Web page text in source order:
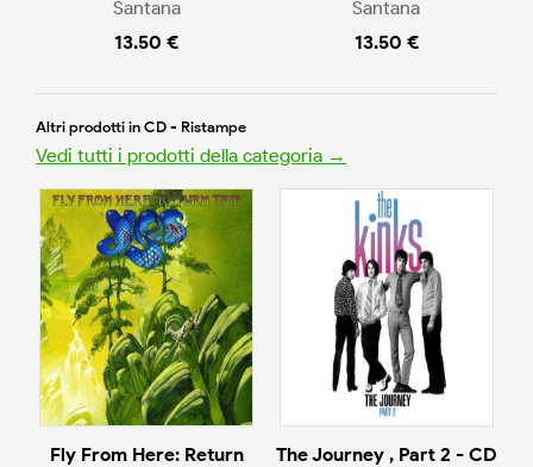
Santana
13.50 €
Santana
13.50 €
Altri prodotti in CD - Ristampe
Vedi tutti i prodotti della categoria →
Fly From Here: Return
The Journey , Part 2 - CD